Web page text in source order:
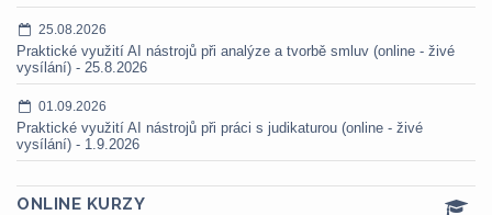
25.08.2026
Praktické využití AI nástrojů při analýze a tvorbě smluv (online - živé
vysílání) - 25.8.2026
01.09.2026
Praktické využití AI nástrojů při práci s judikaturou (online - živé
vysílání) - 1.9.2026
ONLINE KURZY